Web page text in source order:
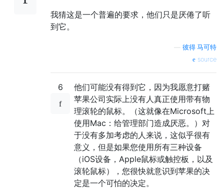
我猜这是一个普遍的要求，他们只是厌倦了听
到它。
彼得·马可特
source
6
他们可能没有得到它，因为我愿意打赌
苹果公司实际上没有人真正使用带有物
理滚轮的鼠标。（这就像在Microsoft上
使用Mac：给管理部门造成厌恶。）对
于没有多加考虑的人来说，这似乎很有
意义，但是如果您使用所有三种设备
（iOS设备，Apple鼠标或触控板，以及
滚轮鼠标），您很快就意识到苹果的决
定是一个可怕的决定。